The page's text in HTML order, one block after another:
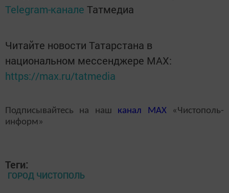
Telegram-канале Татмедиа
Читайте новости Татарстана в
национальном мессенджере MАХ:
https://max.ru/tatmedia
Подписывайтесь на наш канал MAX«Чистополь-
информ»
Теги:
ГОРОД ЧИСТОПОЛЬ